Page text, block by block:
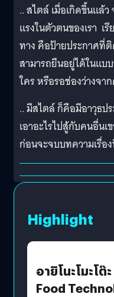
.. สไตล์ เมื่อเกิดขึ้นแล้
แรงในตัวตนของเรา
ทาง คือป้ายประกาศที่
สามารถยืนอยู่ได้ในแบ
ใคร หรือรอช่องว่างจ
.. มีสไตล์ ก็คือมีอาวุธป
เอาอะไรไปสู้กับคนอื่น
ก่อนจะจบบทความเรื่อ
Highlight
อายิโนะโมะโ
Food